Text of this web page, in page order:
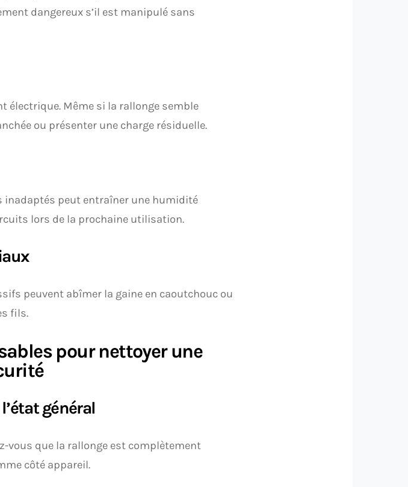
dangereux s’il est manipulé sans
électrique. Même si la rallonge semble
ou présenter une charge résiduelle.
inadaptés peut entraîner une humidité
lors de la prochaine utilisation.
peuvent abîmer la gaine en caoutchouc ou
fils.
pour nettoyer une
général
vous que la rallonge est complètement
côté appareil.